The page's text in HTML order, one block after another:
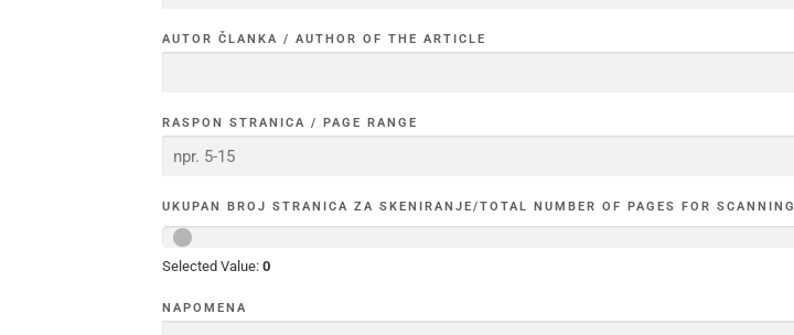
AUTOR ČLANKA / AUTHOR OF THE ARTICLE
RASPON STRANICA / PAGE RANGE
UKUPAN BROJ STRANICA ZA SKENIRANJE/TOTAL NUMBER OF PAGES FOR SCANNING
Selected Value: 0
NAPOMENA